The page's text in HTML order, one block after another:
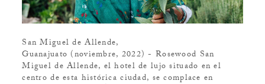
San Miguel de Allende,
Guanajuato (noviembre, 2022) - Rosewood San
Miguel de Allende, el hotel de lujo situado en el
centro de esta histórica ciudad, se complace en